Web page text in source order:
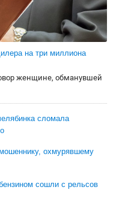
на три миллиона
женщине, обманувшей
сломала
охмурявшему
сошли с рельсов